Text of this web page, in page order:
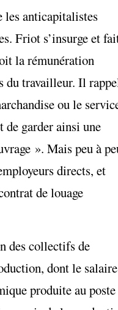
les anticapitalistes
Friot s’insurge et
la rémunération
du travailleur. Il
ou le
de garder ainsi une
». Mais peu à
directs, et
de louage
des collectifs de
dont le
produite au poste